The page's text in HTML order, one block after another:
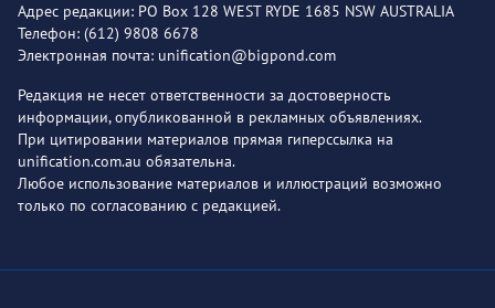
Адрес редакции: PO Box 128 WEST RYDE 1685 NSW AUSTRALIA
Телефон: (612) 9808 6678
Электронная почта: unification@bigpond.com
Редакция не несет ответственности за достоверность
информации, опубликованной в рекламных объявлениях.
При цитировании материалов прямая гиперссылка на
unification.com.au обязательна.
Любое использование материалов и иллюстраций возможно
только по согласованию с редакцией.